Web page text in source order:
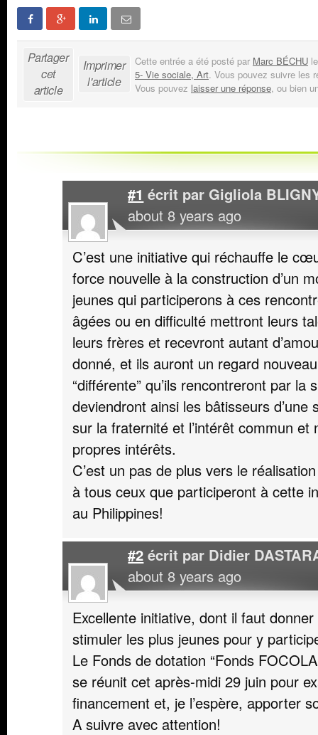
Partager
cet
article
Imprimer
l'article
Cette entrée a été posté par Marc BÉCHU
5- Vie sociale, Art. Vous pouvez suivre les
Vous pouvez laisser une réponse, ou bien
#1 écrit par Gigliola
about 8 years ago
C’est une initiative qui réchauffe le
force nouvelle à la construction d’un
jeunes qui participerons à ces
âgées ou en difficulté mettront leurs
leurs frères et recevront autant
donné, et ils auront un regard
“différente” qu’ils rencontreront par la
deviendront ainsi les bâtisseurs d’une
sur la fraternité et l’intérêt commun et
propres intérêts.
C’est un pas de plus vers le
à tous ceux que participeront à cette
au Philippines!
#2 écrit par Didier
about 8 years ago
Excellente initiative, dont il faut
stimuler les plus jeunes pour y
Le Fonds de dotation “Fonds
se réunit cet après-midi 29 juin pour
financement et, je l’espère, apporter
A suivre avec attention!